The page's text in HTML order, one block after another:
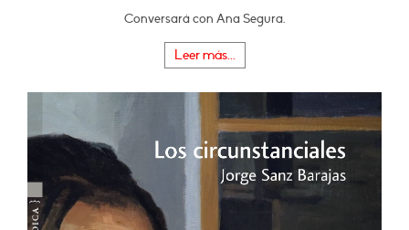
Conversará con Ana Segura.
Leer más...